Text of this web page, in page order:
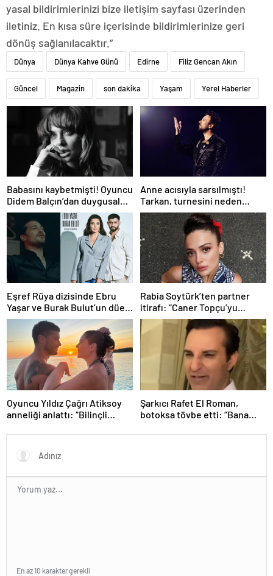
yasal bildirimlerinizi bize iletişim sayfası üzerinden
iletiniz. En kısa süre içerisinde bildirimlerinize geri
dönüş sağlanılacaktır.”
Dünya Dünya Kahve Günü Edirne Filiz Gencan Akın
Güncel Magazin son dakika Yaşam Yerel Haberler
Babasını kaybetmişti! Oyuncu
Didem Balçın’dan duygusal
paylaşım
Anne acısıyla sarsılmıştı!
Tarkan, turnesini neden
bırakmak istemediğini
açıkladı
Eşref Rüya dizisinde Ebru
Yaşar ve Burak Bulut’un düet
parçası ‘Kehribar’ rüzgarı
Rabia Soytürk’ten partner
itirafı: “Caner Topçu’yu
sevmiyorum”
Oyuncu Yıldız Çağrı Atiksoy
anneliği anlattı: “Bilinçli
Şarkıcı Rafet El Roman,
botoksa tövbe etti: “Bana
En az 10 karakter gerekli